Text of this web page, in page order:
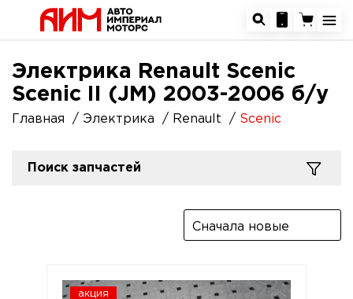
Электрика Renault Scenic
Scenic II (JM) 2003-2006 б/у
Главная Электрика Renault Scenic
Поиск запчастей
Сначала новые
акция